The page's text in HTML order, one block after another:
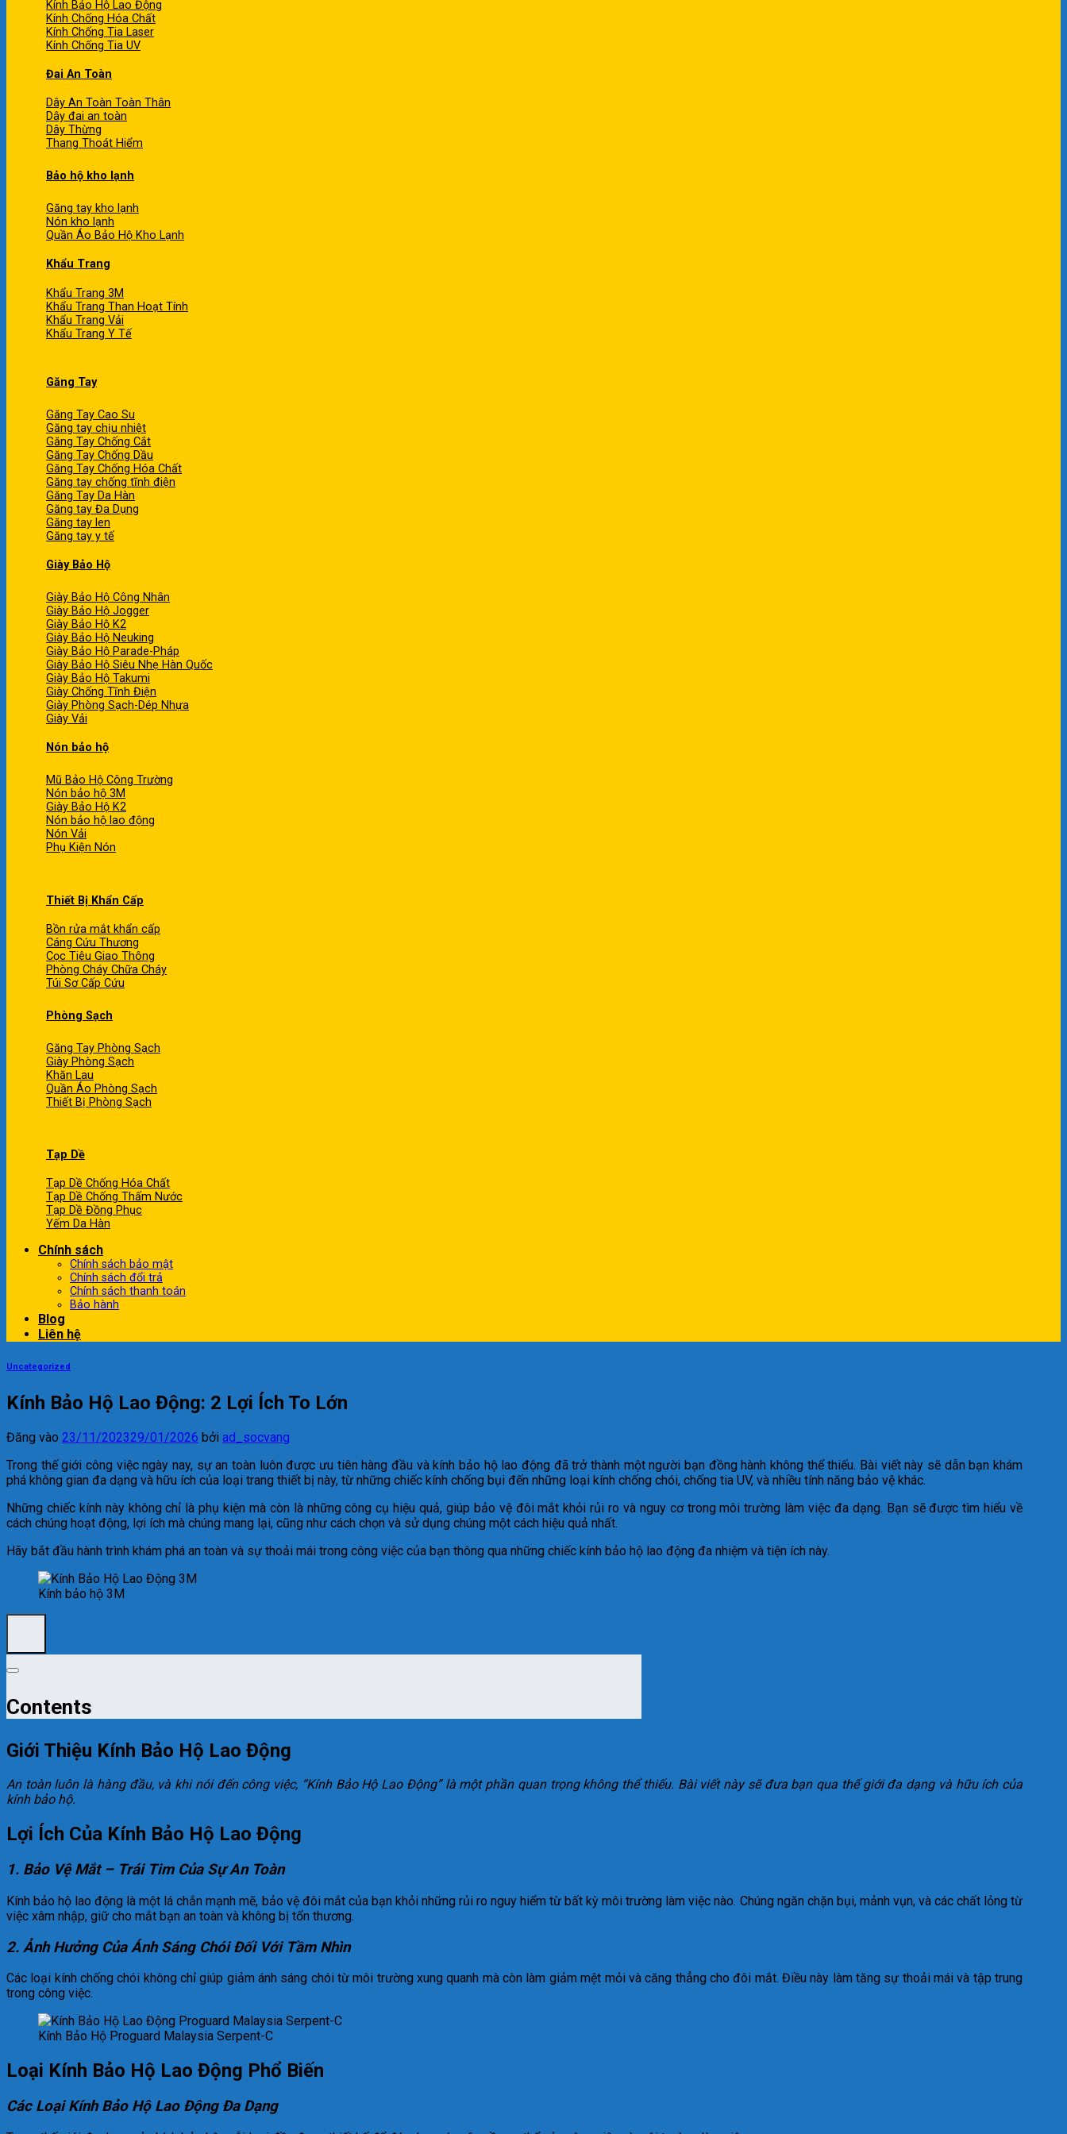
Kính Bảo Hộ Lao Động
Kính Chống Hóa Chất
Kính Chống Tia Laser
Kính Chống Tia UV
Đai An Toàn
Dây An Toàn Toàn Thân
Dây đai an toàn
Dây Thừng
Thang Thoát Hiểm
Bảo hộ kho lạnh
Găng tay kho lạnh
Nón kho lạnh
Quần Áo Bảo Hộ Kho Lạnh
Khẩu Trang
Khẩu Trang 3M
Khẩu Trang Than Hoạt Tính
Khẩu Trang Vải
Khẩu Trang Y Tế
Găng Tay
Găng Tay Cao Su
Găng tay chịu nhiệt
Găng Tay Chống Cắt
Găng Tay Chống Dầu
Găng Tay Chống Hóa Chất
Găng tay chống tĩnh điện
Găng Tay Da Hàn
Găng tay Đa Dụng
Găng tay len
Găng tay y tế
Giày Bảo Hộ
Giày Bảo Hộ Công Nhân
Giày Bảo Hộ Jogger
Giày Bảo Hộ K2
Giày Bảo Hộ Neuking
Giày Bảo Hộ Parade-Pháp
Giày Bảo Hộ Siêu Nhẹ Hàn Quốc
Giày Bảo Hộ Takumi
Giày Chống Tĩnh Điện
Giày Phòng Sạch-Dép Nhựa
Giày Vải
Nón bảo hộ
Mũ Bảo Hộ Công Trường
Nón bảo hộ 3M
Giày Bảo Hộ K2
Nón bảo hộ lao động
Nón Vải
Phụ Kiện Nón
Thiết Bị Khẩn Cấp
Bồn rửa mắt khẩn cấp
Cáng Cứu Thương
Cọc Tiêu Giao Thông
Phòng Cháy Chữa Cháy
Túi Sơ Cấp Cứu
Phòng Sạch
Găng Tay Phòng Sạch
Giày Phòng Sạch
Khăn Lau
Quần Áo Phòng Sạch
Thiết Bị Phòng Sạch
Tạp Dề
Tạp Dề Chống Hóa Chất
Tạp Dề Chống Thấm Nước
Tạp Dề Đồng Phục
Yếm Da Hàn
Chính sách
Chính sách bảo mật
Chính sách đổi trả
Chính sách thanh toán
Bảo hành
Blog
Liên hệ
Uncategorized
Kính Bảo Hộ Lao Động: 2 Lợi Ích To Lớn
Đăng vào 23/11/202329/01/2026 bởi ad_socvang
Trong thế giới công việc ngày nay, sự an toàn luôn được ưu tiên hàng đầu và kính bảo hộ lao động đã trở thành một người bạn đồng hành không thể thiếu. Bài viết này sẽ dẫn bạn khám
phá không gian đa dạng và hữu ích của loại trang thiết bị này, từ những chiếc kính chống bụi đến những loại kính chống chói, chống tia UV, và nhiều tính năng bảo vệ khác.
Những chiếc kính này không chỉ là phụ kiện mà còn là những công cụ hiệu quả, giúp bảo vệ đôi mắt khỏi rủi ro và nguy cơ trong môi trường làm việc đa dạng. Bạn sẽ được tìm hiểu về
cách chúng hoạt động, lợi ích mà chúng mang lại, cũng như cách chọn và sử dụng chúng một cách hiệu quả nhất.
Hãy bắt đầu hành trình khám phá an toàn và sự thoải mái trong công việc của bạn thông qua những chiếc kính bảo hộ lao động đa nhiệm và tiện ích này.
Kính bảo hộ 3M
Contents
Giới Thiệu Kính Bảo Hộ Lao Động
An toàn luôn là hàng đầu, và khi nói đến công việc, “Kính Bảo Hộ Lao Động” là một phần quan trọng không thể thiếu. Bài viết này sẽ đưa bạn qua thế giới đa dạng và hữu ích của
kính bảo hộ.
Lợi Ích Của Kính Bảo Hộ Lao Động
1. Bảo Vệ Mắt – Trái Tim Của Sự An Toàn
Kính bảo hộ lao động là một lá chắn mạnh mẽ, bảo vệ đôi mắt của bạn khỏi những rủi ro nguy hiểm từ bất kỳ môi trường làm việc nào. Chúng ngăn chặn bụi, mảnh vụn, và các chất lỏng từ
việc xâm nhập, giữ cho mắt bạn an toàn và không bị tổn thương.
2. Ảnh Hưởng Của Ánh Sáng Chói Đối Với Tầm Nhìn
Các loại kính chống chói không chỉ giúp giảm ánh sáng chói từ môi trường xung quanh mà còn làm giảm mệt mỏi và căng thẳng cho đôi mắt. Điều này làm tăng sự thoải mái và tập trung
trong công việc.
Kính Bảo Hộ Proguard Malaysia Serpent-C
Loại Kính Bảo Hộ Lao Động Phổ Biến
Các Loại Kính Bảo Hộ Lao Động Đa Dạng